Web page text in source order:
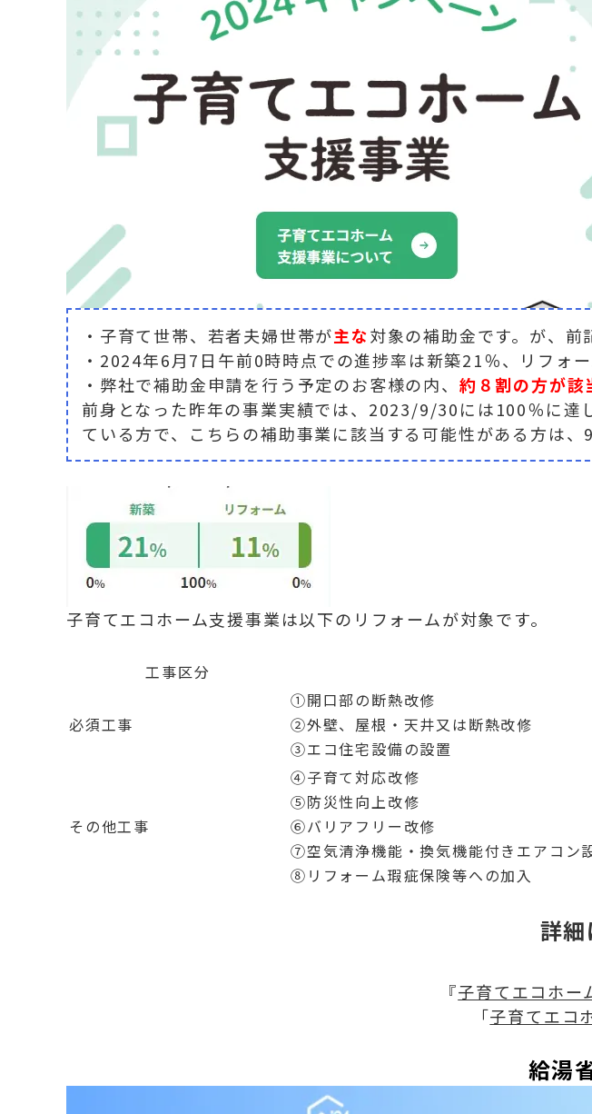
・子育て世帯、若者夫婦世帯が主な対象の補助金です。が、前
・2024年6月7日午前0時時点での進捗率は新築21％、リフォー
・弊社で補助金申請を行う予定のお客様の内、 約８割の方が該
前身となった昨年の事業実績では、2023/9/30には100％に達
ている方で、こちらの補助事業に該当する可能性がある方は
子育てエコホーム支援事業は以下のリフォームが対象です。
工事区分
必須工事
①開口部の断熱改修
②外壁、屋根・天井又は断熱改修
③エコ住宅設備の設置
その他工事
④子育て対応改修
⑤防災性向上改修
⑥バリアフリー改修
⑦空気清浄機能・換気機能付きエアコン
⑧リフォーム瑕疵保険等への加入
詳
『子育てエコホー
「子育てエコ
給湯